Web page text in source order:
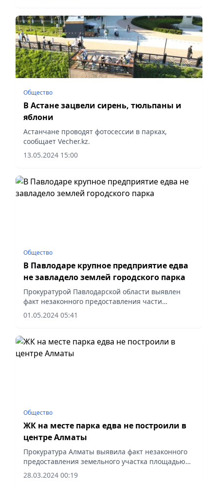
Общество
В Астане зацвели сирень, тюльпаны и
яблони
Астанчане проводят фотосессии в парках,
сообщает Vecher.kz.
13.05.2024 15:00
Общество
В Павлодаре крупное предприятие едва
не завладело землей городского парка
Прокуратурой Павлодарской области выявлен
факт незаконного предоставления части
территории парка г. Павлодара под
строительство 2-х многоквартирных жилых
01.05.2024 05:41
Общество
ЖК на месте парка едва не построили в
центре Алматы
Прокуратура Алматы выявила факт незаконного
предоставления земельного участка площадью
2,8 га для строительства многоквартирного
жилого комплекса.
28.03.2024 00:19